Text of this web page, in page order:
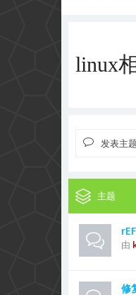
linux
发表主题
主题
由
修